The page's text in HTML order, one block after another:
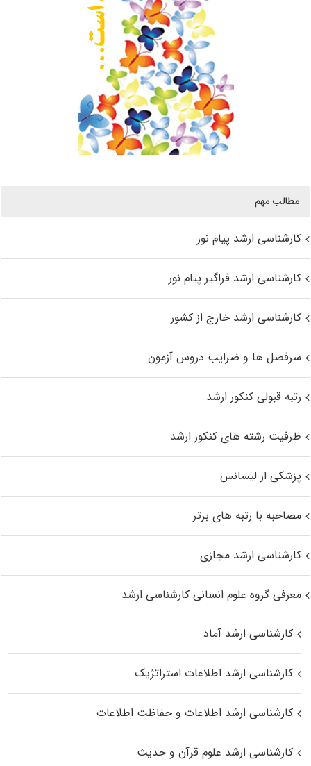
مطالب مهم
کارشناسی ارشد پیام نور
کارشناسی ارشد فراگیر پیام نور
کارشناسی ارشد خارج از کشور
سرفصل ها و ضرایب دروس آزمون
رتبه قبولی کنکور ارشد
ظرفیت رشته های کنکور ارشد
پزشکی از لیسانس
مصاحبه با رتبه های برتر
کارشناسی ارشد مجازی
معرفی گروه علوم انسانی کارشناسی ارشد
کارشناسی ارشد آماد
کارشناسی ارشد اطلاعات استراتژیک
کارشناسی ارشد اطلاعات و حفاظت اطلاعات
کارشناسی ارشد علوم قرآن و حدیث